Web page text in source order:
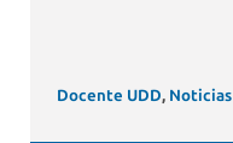
Docente UDD, Noticias